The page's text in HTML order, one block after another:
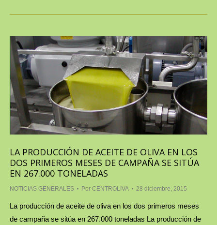
LA PRODUCCIÓN DE ACEITE DE OLIVA EN LOS
DOS PRIMEROS MESES DE CAMPAÑA SE SITÚA
EN 267.000 TONELADAS
NOTICIAS GENERALES Por CENTROLIVA 28 diciembre, 2015
La producción de aceite de oliva en los dos primeros meses
de campaña se sitúa en 267.000 toneladas La producción de